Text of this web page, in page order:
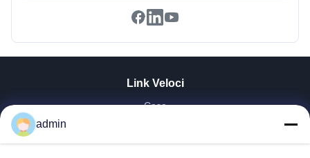
Link Veloci
Casa
Mostra VR
admin